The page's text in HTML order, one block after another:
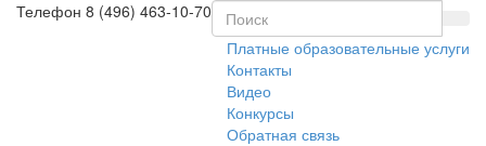
Телефон 8 (496) 463-10-70
Платные образовательные услуги
Контакты
Видео
Конкурсы
Обратная связь